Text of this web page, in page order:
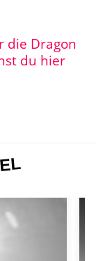
die Dragon
du hier